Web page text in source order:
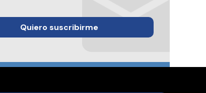
Quiero suscribirme